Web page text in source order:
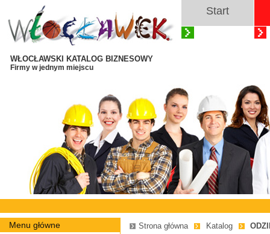
WŁOCŁAWSKI KATALOG BIZNESOWY
Firmy w jednym miejscu
Start
Menu główne Strona główna Katalog